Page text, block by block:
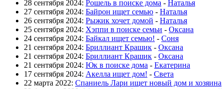
28 сентября 2024: Рошель в поиске дома - Наталья
27 сентября 2024: Байрон ищет семью - Наталья
26 сентября 2024: Рыжик хочет домой - Наталья
25 сентября 2024: Хэппи в поиске семьи - Оксана
24 сентября 2024: Байкал ищет семью! - Соня
21 сентября 2024: Бриллиант Крашик - Оксана
21 сентября 2024: Бриллиант Крашик - Оксана
21 сентября 2024: Юк в поиске дома - Екатерина
17 сентября 2024: Акелла ищет дом! - Света
22 марта 2022: Спаниель Лари ищет новый дом и хозяина